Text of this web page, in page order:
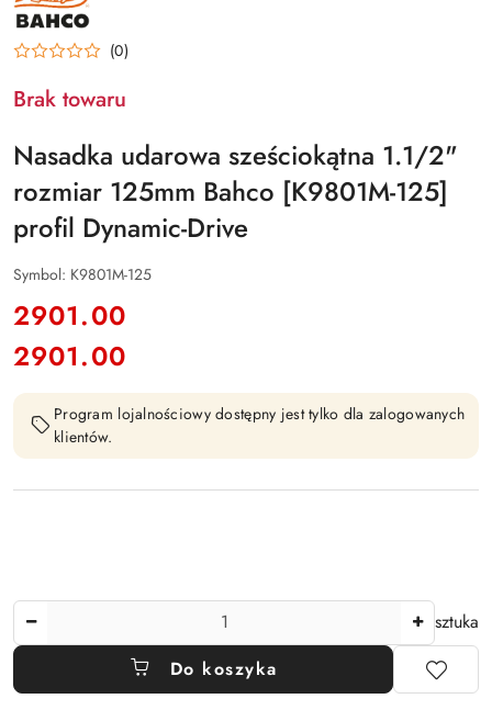
(0)
Brak towaru
Nasadka udarowa sześciokątna 1.1/2"
rozmiar 125mm Bahco [K9801M-125]
profil Dynamic-Drive
Symbol: K9801M-125
cena:
2901.00
Cena:
2901.00
Program lojalnościowy dostępny jest tylko dla zalogowanych
klientów.
sztuka
Do koszyka